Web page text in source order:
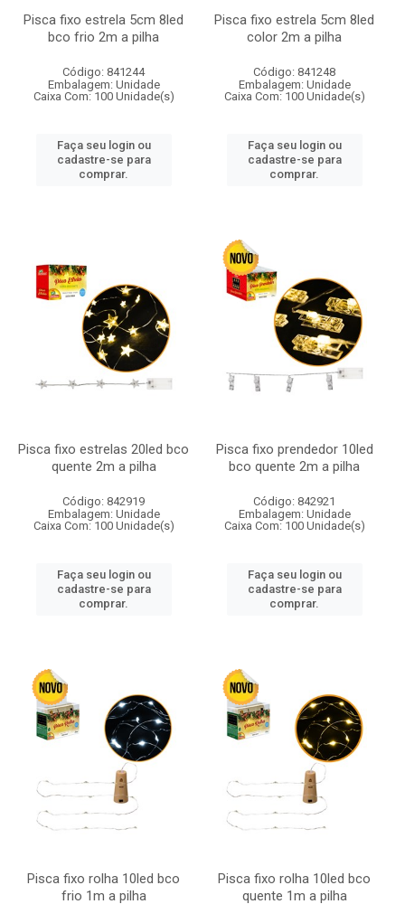
Pisca fixo estrela 5cm 8led
bco frio 2m a pilha
Código: 841244
Embalagem: Unidade
Caixa Com: 100 Unidade(s)
Faça seu login ou
cadastre-se para
comprar.
Pisca fixo estrela 5cm 8led
color 2m a pilha
Código: 841248
Embalagem: Unidade
Caixa Com: 100 Unidade(s)
Faça seu login ou
cadastre-se para
comprar.
Pisca fixo estrelas 20led bco
quente 2m a pilha
Código: 842919
Embalagem: Unidade
Caixa Com: 100 Unidade(s)
Faça seu login ou
cadastre-se para
comprar.
Pisca fixo prendedor 10led
bco quente 2m a pilha
Código: 842921
Embalagem: Unidade
Caixa Com: 100 Unidade(s)
Faça seu login ou
cadastre-se para
comprar.
Pisca fixo rolha 10led bco
frio 1m a pilha
Pisca fixo rolha 10led bco
quente 1m a pilha